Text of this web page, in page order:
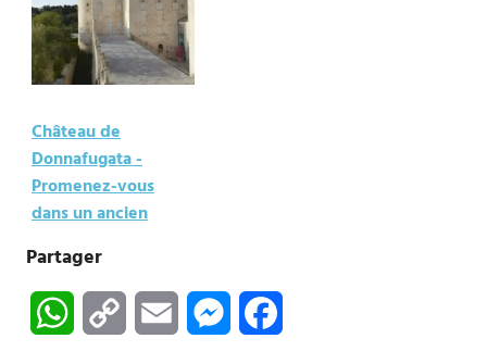
Château de
Donnafugata -
Promenez-vous
dans un ancien
Partager
WhatsAppCopy
Email Messenger